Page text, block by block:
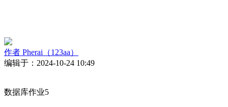
作者 Pherai（123aa）
编辑于：2024-10-24 10:49
数据库作业5